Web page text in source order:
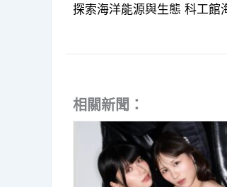
探索海洋能源與生態 科工館
相關新聞：